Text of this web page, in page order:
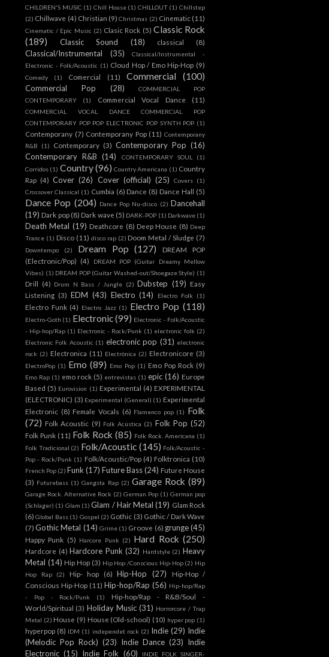
CHILDREN'S MUSIC (1) Chill House (1) CHILLOUT (1) Chillstep
(2) Chillwave (4) Christian (9) Christmas (2) Cinematic (11)
Cinematic / Epic Music (2) Clasic Rock (5) Classic Rock
(189)
Classic Sound (18) classical (8)
Classical/Instrumental (35)
Classical/Instrumental -
Electronic - Folk/Acoustic (1) Cloud Hop / Emo Hip-Hop (9)
Comedy (1) Comercial (11) Commercial (100)
Commercial Pop (28)
COMMERCIAL POP
CONTEMPORARY
(1) Commercial Vocal Dance (11)
COMMERCIAL VOCAL DANCE COMMERCIAL POP
CONTEMPORARY POP POP ELECTRONIC POP SYNTH POP (1)
Contemporany (7) Contemporany Pop (11) Contemporany
R&B
(1) Contemporary (3) Contemporary Pop (16)
Contemporary R&B (14) CONTEMPORARY SOUL
(1)
Corridos (1) Country(96) Country Americana (1) Country
Rap (4) Cover (26) Cover (official) (25) Covers (1)
Crossover Classical (1) Cumbia (6) Dance (8) Dance Hall (5)
Dance Pop (204) Dance Pop Nu-disco (2) Dancehall
(19) Dark pop (8) Dark wave (5) DARK-POP (1) Darkwave (1)
Death Metal (19) Deathcore (8) Deep House (8) Deep
Trance (1) Disco (11) disco rap (2) Doom Metal / Sludge (7)
Downtempo (2) Dream Pop (127)
DREAM POP
(Electronic/Pop) (4)
DREAM POP (Guitar Dreamy Mellow
Vibes) (1) DREAM POP (Guitar Washed-out/Shoegaze Style) (1)
Drill (4) Drum N Bass / Jungle (2) Dubstep (19) Easy
Listening (3) EDM (43) Electro (14) Electro Folk (1)
Electro Funk (4) Electro Jazz (1) Electro Pop (118)
Electro-Goth (1) Electronic(99) Electronic - Folk/Acoustic
- Hip-hop/Rap (1) Electronic - Rock/Punk (1) electronic folk (2)
Electronic Folk Acoustic (1) electronic pop (31) electronic
rock (2) Electronica (11) Electrónica (2) Electronicore (3)
ElectroPop (1) Emo (89) Emo Pop (1) Emo Pop Rock (9)
Emo Rap (1) emo rock (5) entrevistas (1) epic (16) Europe
Based (5) Eurovision (1) Experimental (4) EXPERIMENTAL
(ELECTRONIC) (3) Experimental (General) (1) Experimental
Electronic (8) Female Vocals (6) Flamenco pop (1) Folk
(72) Folk Acoustic (9) Folk Acústica (2) Folk Pop (52)
Folk Punk (11) Folk Rock (85) Folk Rock. Americana (1)
Folk Tradicional (2) Folk/Acoustic (145) Folk/Acoustic -
Pop - Rock/Punk (1) Folk/Acoustic/Pop (4) Folktronica (10)
French Pop (2) Funk (17) Future Bass(24) Future House
(3) Futurebass (1) Gangsta Rap (2) Garage Rock (89)
Garage Rock. Alternative Rock (2) German Pop (1) German pop
(Schlager) (1) Glam (1) Glam / Hair Metal (19) Glam Rock
(6) Global Bass (1) Gospel (2) Gothic (3) Gothic / Dark Wave
(7) Gothic Metal (14) Grime (1) Groove (6) grunge (45)
Happy Punk (5) Harcore Punk (2) Hard Rock (250)
Hardcore (4) Hardcore Punk (32) Hardstyle (2) Heavy
Metal (14) Hip Hop (3) Hip Hop /Conscious Hip-Hop (2) Hip
Hop Rap
(2) Hip- hop (6) Hip-Hop (27)
Hip-Hop /
Conscious Hip-Hop (11) Hip-hop/Rap (56) Hip-hop/Rap
- Pop - Rock/Punk
(1)
Hip-hop/Rap - R&B/Soul -
World/Spiritual (3) Holiday Music (31) Horrorcore / Trap
Metal (2) House (9) House (Old-school) (10) hyper pop (1)
hyperpop (8) IDM (1) independet rock (2) Indie (29) Indie
(Melodic Pop Rock) (23) Indie Dance (23) Indie
Electronic (15) Indie Folk (60) INDIE FOLK SINGER-